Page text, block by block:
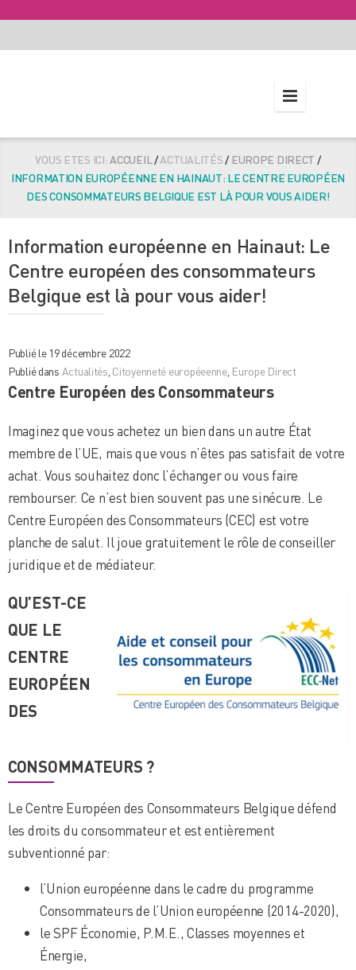
VOUS ETES ICI:ACCUEIL/ACTUALITÉS/EUROPE DIRECT /
INFORMATION EUROPÉENNE EN HAINAUT: LE CENTRE EUROPÉEN
DES CONSOMMATEURS BELGIQUE EST LÀ POUR VOUS AIDER!
Information européenne en Hainaut: Le
Centre européen des consommateurs
Belgique est là pour vous aider!
Publié le 19 décembre 2022
Publié dans Actualités Citoyenneté européeenne, Europe Direct
Centre Européen des Consommateurs
Imaginez que vous achetez un bien dans un autre État
membre de l’UE, mais que vous n’êtes pas satisfait de votre
achat. Vous souhaitez donc l’échanger ou vous faire
rembourser. Ce n’est bien souvent pas une sinécure. Le
Centre Européen des Consommateurs (CEC) est votre
planche de salut. Il joue gratuitement le rôle de conseiller
juridique et de médiateur.
QU’EST-CE
QUE LE
CENTRE
EUROPÉEN
DES
CONSOMMATEURS ?
Le Centre Européen des Consommateurs Belgique défend
les droits du consommateur et est entièrement
subventionné par:
l’Union européenne dans le cadre du programme
Consommateurs de l’Union européenne (2014-2020),
le SPF Économie, P.M.E., Classes moyennes et
Énergie,